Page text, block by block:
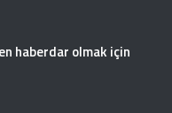
haberdar olmak için